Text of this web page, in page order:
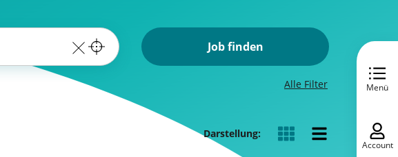
Job finden
Alle Filter
Darstellung:
Menü
Account